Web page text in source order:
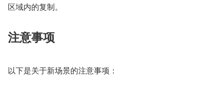
区域内的复制。
注意事项
以下是关于新场景的注意事项：